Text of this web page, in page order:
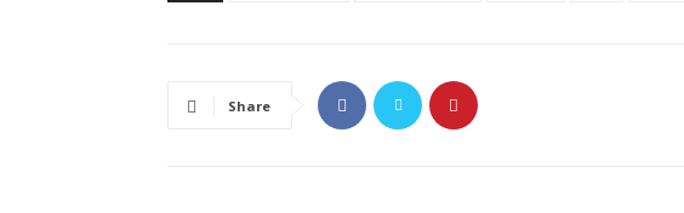
Share